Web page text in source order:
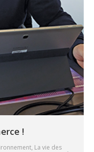
!
, La vie des